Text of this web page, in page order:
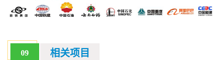
09 相关项目